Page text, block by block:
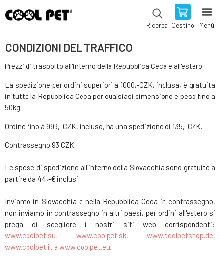
Ricerca Cestino Menù
CONDIZIONI DEL TRAFFICO
Prezzi di trasporto all'interno della Repubblica Ceca e all'estero
La spedizione per ordini superiori a 1000,-CZK, inclusa, è gratuita
in tutta la Repubblica Ceca per qualsiasi dimensione e peso fino a
50kg.
Ordine fino a 999,-CZK, incluso, ha una spedizione di 135,-CZK.
Contrassegno 93 CZK
Le spese di spedizione all'interno della Slovacchia sono gratuite a
partire da 44,-€ inclusi.
Inviamo in Slovacchia e nella Repubblica Ceca in contrassegno,
non inviamo in contrassegno in altri paesi, per ordini all'estero si
prega di scegliere i nostri siti web corrispondenti:
www.coolpet.su, www.coolpet.sk, www.coolpetshop.de,
www.coolpet.it a www.coolpet.eu.